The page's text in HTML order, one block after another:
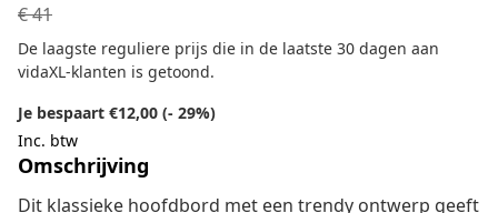
€41
De laagste reguliere prijs die in de laatste 30 dagen aan
vidaXL-klanten is getoond.
Je bespaart €12,00 (- 29%)
Inc. btw
Omschrijving
Dit klassieke hoofdbord met een trendy ontwerp geeft